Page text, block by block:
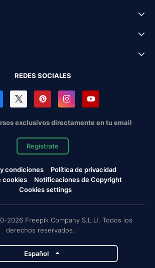
REDES SOCIALES
exclusivos directamente en tu email
Regístrate
condiciones
Política de privacidad
cookies
Notificaciones de Copyright
Cookies settings
2026 Freepik Company S.L.U. Todos los
derechos reservados.
Español